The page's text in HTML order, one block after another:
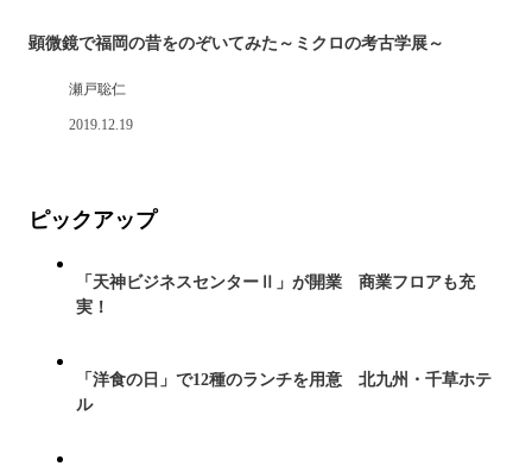
顕微鏡で福岡の昔をのぞいてみた～ミクロの考古学展～
瀬戸聡仁
2019.12.19
ピックアップ
「天神ビジネスセンターⅡ」が開業 商業フロアも充
実！
「洋食の日」で12種のランチを用意 北九州・千草ホテ
ル